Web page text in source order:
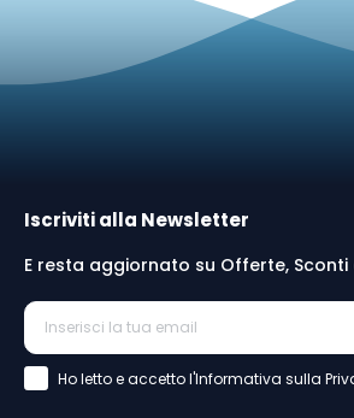
Iscriviti alla Newsletter
E resta aggiornato su Offerte, Sconti
Accettazione Privacy Policy
Ho letto e accetto l'Informativa sulla